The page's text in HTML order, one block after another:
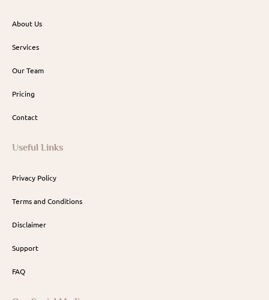
About Us
Services
Our Team
Pricing
Contact
Useful Links
Privacy Policy
Terms and Conditions
Disclaimer
Support
FAQ